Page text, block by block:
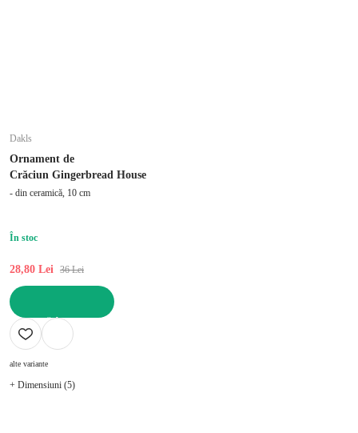
Dakls
Ornament de
Crăciun Gingerbread House
- din ceramică, 10 cm
În stoc
28,80 Lei 36 Lei
ADAUGĂ ÎN COȘ
alte variante
+ Dimensiuni (5)